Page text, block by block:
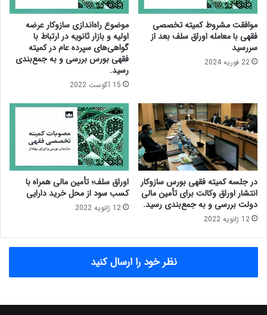
ر
گ
ز
ا
ر
.
ا
ن
ب
و
،
م
و
ر
خ
۱
۳
ا
س
ف
د
۹
موافقت مشروط کمیته تخصصی
فقهی با معامله اوراق سلف بعد از
سررسید
22 فوریه 2024
موضوع راه‌اندازی سازوکار عرضه
اولیه و بازار ثانویه در ارتباط با
گواهی‌های سپرده عام در کمیته
فقهی بورس بررسی و به جمع‌بندی
رسید.
15 آگوست 2022
در جلسه کمیته فقهی بورس سازوکار
انتشار اوراق وکالت برای تأمین مالی
دولت بررسی و به جمع‌بندی رسید.
12 ژانویه 2022
اوراق سلف؛ تأمین مالی همراه با
کسب سود از محل خرید دارایی
12 ژانویه 2022
نظر خود را ارسال کنید